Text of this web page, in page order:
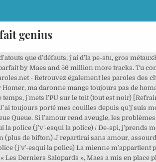
genius
que d'défauts, j'ai d'la pe-stu, gros
by Maes and 56 million more tracks. Tu
- Retrouvez également les paroles des
ma daronne mange toujours pas de
j'mets l'PU sur le toit (tout est noir)
toujours porté mes couilles depuis qu'j'suis
Queue. Si l'amour rend aveugle, les
police (j'v'-esqui la police) / De-spi, j'prends
(plus de bifton) J'repartirai sans amour,
(j'v'-esqui la police) La mienne m'appartient
Derniers Salopards », Maes a mis en place